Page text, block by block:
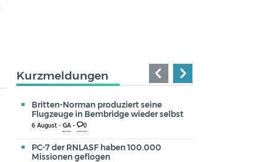
Kurzmeldungen
Britten-Norman produziert seine
Flugzeuge in Bembridge wieder selbst
6 August -GA- 0
PC-7 der RNLASF haben 100.000
Missionen geflogen